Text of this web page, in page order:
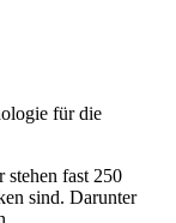
für die
stehen fast 250
sind. Darunter